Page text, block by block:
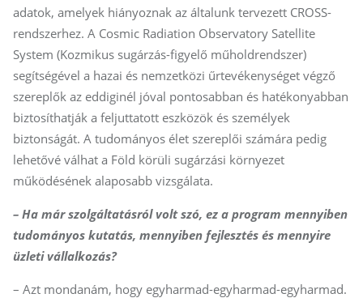
adatok, amelyek hiányoznak az általunk tervezett CROSS-
rendszerhez. A Cosmic Radiation Observatory Satellite
System (Kozmikus sugárzás-figyelő műholdrendszer)
segítségével a hazai és nemzetközi űrtevékenységet végző
szereplők az eddiginél jóval pontosabban és hatékonyabban
biztosíthatják a feljuttatott eszközök és személyek
biztonságát. A tudományos élet szereplői számára pedig
lehetővé válhat a Föld körüli sugárzási környezet
működésének alaposabb vizsgálata.
– Ha már szolgáltatásról volt szó, ez a program mennyiben
tudományos kutatás, mennyiben fejlesztés és mennyire
üzleti vállalkozás?
– Azt mondanám, hogy egyharmad-egyharmad-egyharmad.